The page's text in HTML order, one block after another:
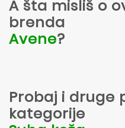
A šta misliš o
brenda
Avene?
Probaj i druge
kategorije